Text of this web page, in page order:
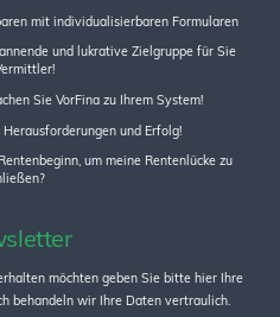
mit individualisierbaren Formularen
und lukrative Zielgruppe für Sie
Sie VorFina zu Ihrem System!
und Erfolg!
um meine Rentenlücke zu
möchten geben Sie bitte hier Ihre
behandeln wir Ihre Daten vertraulich.